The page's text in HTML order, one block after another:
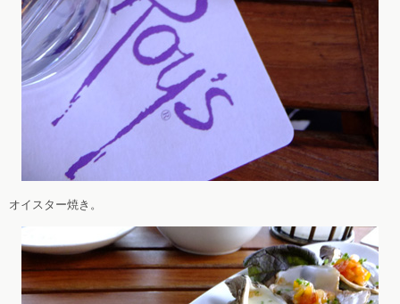
オイスター焼き。